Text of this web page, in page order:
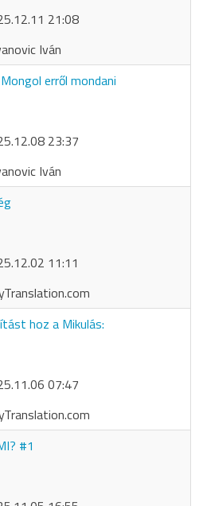
21:08
Iván
erről mondani
23:37
Iván
11:11
hoz a Mikulás:
07:47
#1